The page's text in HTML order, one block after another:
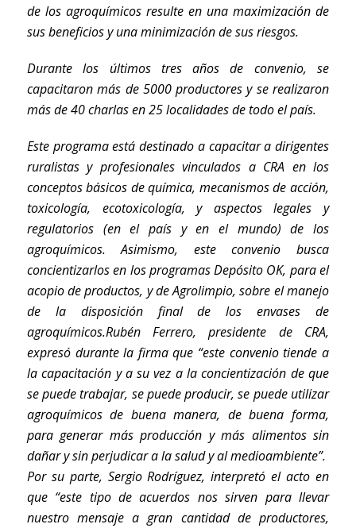
de los agroquímicos resulte en una maximización de
sus beneficios y una minimización de sus riesgos.
Durante los últimos tres años de convenio, se
capacitaron más de 5000 productores y se realizaron
más de 40 charlas en 25 localidades de todo el país.
Este programa está destinado a capacitar a dirigentes
ruralistas y profesionales vinculados a CRA en los
conceptos básicos de química, mecanismos de acción,
toxicología, ecotoxicología, y aspectos legales y
regulatorios (en el país y en el mundo) de los
agroquímicos. Asimismo, este convenio busca
concientizarlos en los programasDepósito OK, para el
acopio de productos, y deAgrolimpio, sobre el manejo
de la disposición final de los envases de
agroquímicos.Rubén Ferrero, presidente de CRA,
expresó durante la firma que “este convenio tiende a
la capacitación y a su vez a la concientización de que
se puede trabajar, se puede producir, se puede utilizar
agroquímicos de buena manera, de buena forma,
para generar más producción y más alimentos sin
dañar y sin perjudicar a la salud y al medioambiente”.
Por su parte, Sergio Rodríguez, interpretó el acto en
que “este tipo de acuerdos nos sirven para llevar
nuestro mensaje a gran cantidad de productores,